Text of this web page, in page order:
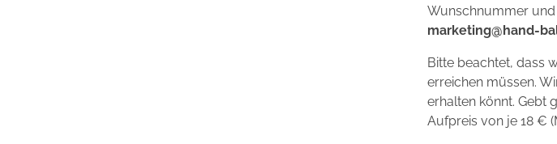
Wunschnummer
marketing@hand-
Bitte beachtet, dass
erreichen müssen.
erhalten könnt. Gebt
Aufpreis von je 18 €